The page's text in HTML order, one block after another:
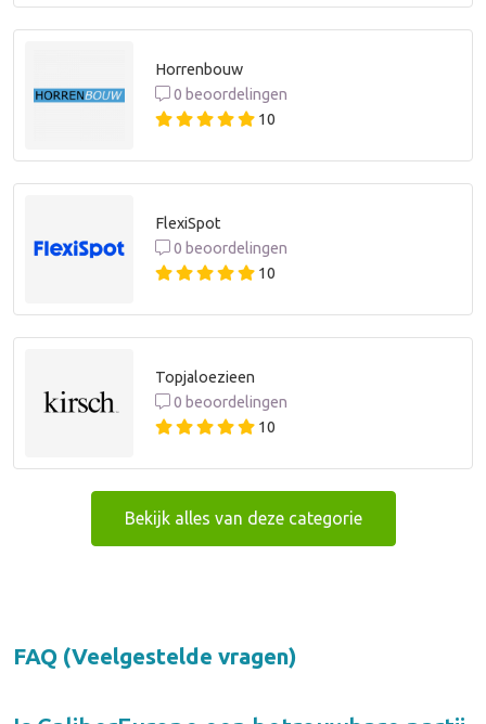
Horrenbouw
0 beoordelingen
10
FlexiSpot
0 beoordelingen
10
Topjaloezieen
0 beoordelingen
10
Bekijk alles van deze categorie
FAQ (Veelgestelde vragen)